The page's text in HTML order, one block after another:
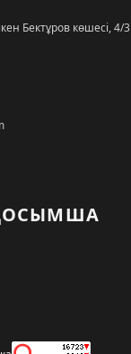
Бектұров көшесі, 4/3